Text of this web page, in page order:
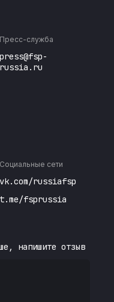
Пресс-служба
press@fsp-
russia.ru
Социальные сети
vk.com/russiafsp
t.me/fsprussia
напишите отзыв